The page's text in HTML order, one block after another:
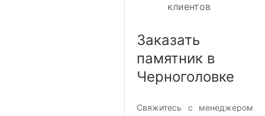
клиентов
Заказать
памятник в
Черноголовке
Свяжитесь с менеджером